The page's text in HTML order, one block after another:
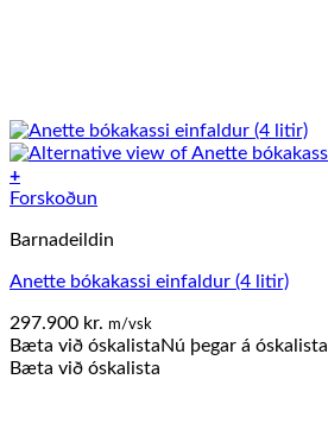
+
This
has
variants.
options
may
be
Forskoðun
Barnadeildin
Anette bókakassi einfaldur (4 litir)
297.900 kr. m/vsk
Bæta við óskalistaNú þegar á óskalista
Bæta við óskalista